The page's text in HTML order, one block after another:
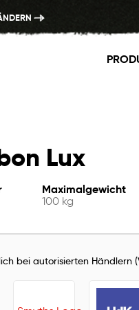
Lux
Maximalgewicht
100 kg
bei autorisierten Händlern